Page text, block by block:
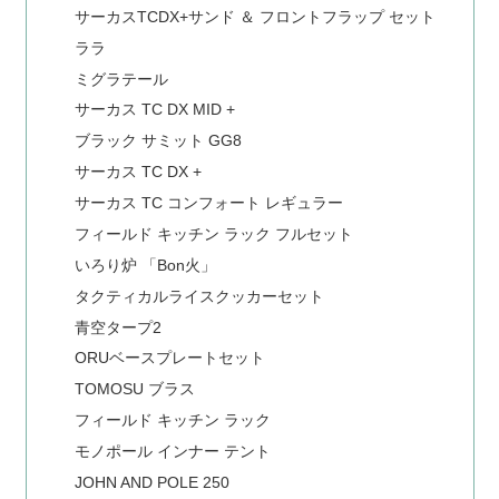
サーカスTCDX+サンド ＆ フロントフラップ セット
ララ
ミグラテール
サーカス TC DX MID +
ブラック サミット GG8
サーカス TC DX +
サーカス TC コンフォート レギュラー
フィールド キッチン ラック フルセット
いろり炉 「Bon火」
タクティカルライスクッカーセット
青空タープ2
ORUベースプレートセット
TOMOSU ブラス
フィールド キッチン ラック
モノポール インナー テント
JOHN AND POLE 250